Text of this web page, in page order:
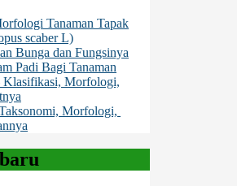
Tanaman Tapak
scaber L)
Bunga dan Fungsinya
Padi Bagi Tanaman
Klasifikasi, Morfologi,
Morfologi,